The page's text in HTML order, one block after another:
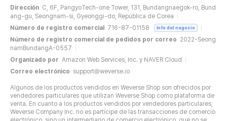
Dirección C, 6F, PangyoTech-one Tower, 131, Bundangnaegok-ro, Bund
ang-gu, Seongnam-si, Gyeonggi-do, República de Corea
Número de registro comercial
716-87-01158 Info del negocio
Número de registro comercial de pedidos por correo 2022-Seong
namBundangA-0557
Organizado por Amazon Web Services, Inc. y NAVER Cloud
Correo electrónico support@weverse.io
Algunos de los productos vendidos en Weverse Shop son ofrecidos por
vendedores particulares que utilizan Weverse Shop como plataforma de
venta. En cuanto a los productos vendidos por vendedores particulares,
Weverse Company Inc. no es partícipe de las transacciones de comercio